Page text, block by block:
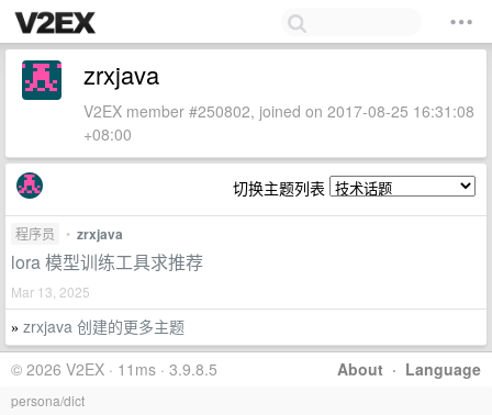
zrxjava
V2EX member #250802, joined on 2017-08-25 16:31:08
+08:00
切换主题列表
程序员 • zrxjava
lora 模型训练工具求推荐
Mar 13, 2025
» zrxjava 创建的更多主题
About · Language
© 2026 V2EX · 11ms · 3.9.8.5
persona/dict